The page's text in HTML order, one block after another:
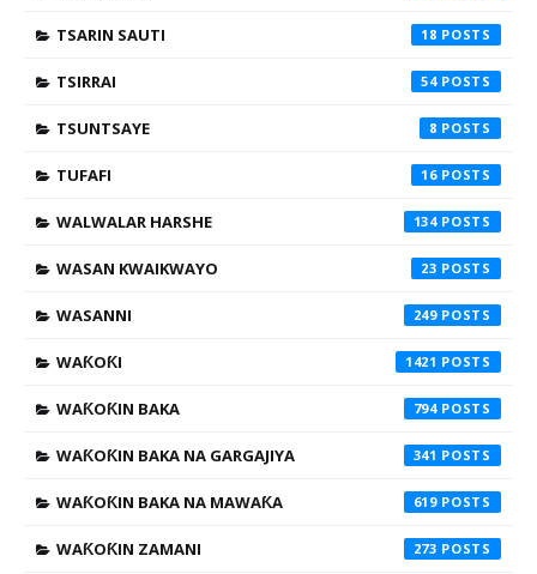
TSARIN SAUTI 18
TSIRRAI 54
TSUNTSAYE 8
TUFAFI 16
WALWALAR HARSHE 134
WASAN KWAIKWAYO 23
WASANNI 249
WAƘOƘI 1421
WAƘOƘIN BAKA 794
WAƘOƘIN BAKA NA GARGAJIYA 341
WAƘOƘIN BAKA NA MAWAƘA 619
WAƘOƘIN ZAMANI 273